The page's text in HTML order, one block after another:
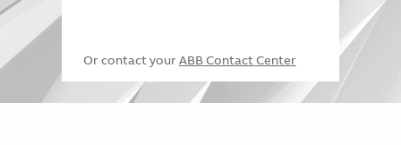
Or contact your ABB Contact Center